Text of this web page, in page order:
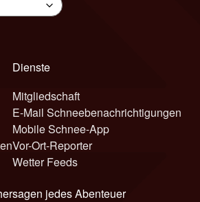
Dienste
Mitgliedschaft
E-Mail Schneebenachrichtigungen
Mobile Schnee-App
Vor-Ort-Reporter
Wetter Feeds
jedes Abenteuer